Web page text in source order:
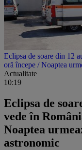
Eclipsa de soare din 12
oră începe / Noaptea
Actualitate
10:19
Eclipsa de
vede în
Noaptea
astronomic